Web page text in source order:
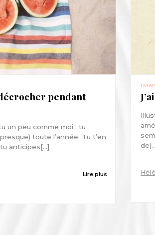
pendant
un peu comme moi : tu
toute l’année. Tu t’en
anticipes[...]
Lire plus